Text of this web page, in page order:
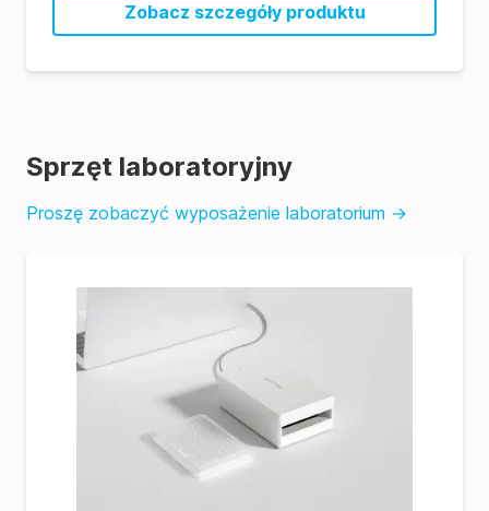
Zobacz szczegóły produktu
Sprzęt laboratoryjny
Proszę zobaczyć wyposażenie laboratorium →